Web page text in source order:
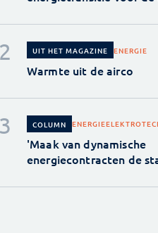
UIT HET MAGAZINE ENERGIE
Warmte uit de airco
COLUMN ENERGIE
'Maak van dynamische
energiecontracten de